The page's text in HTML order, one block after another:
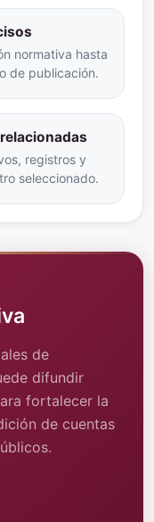
normativa hasta
de publicación.
registros y
seleccionado.
de
difundir
fortalecer la
de cuentas